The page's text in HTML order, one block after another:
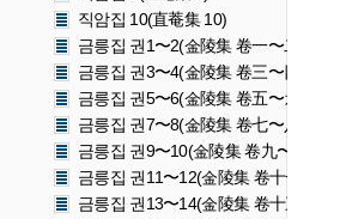
직암집 10(直菴集 10)
금릉집 권1〜2(金陵集 卷一〜二)
금릉집 권3〜4(金陵集 卷三〜四)
금릉집 권5〜6(金陵集 卷五〜六)
금릉집 권7〜8(金陵集 卷七〜八)
금릉집 권9〜10(金陵集 卷九〜十)
금릉집 권11〜12(金陵集 卷十一〜十二)
금릉집 권13〜14(金陵集 卷十三〜十四)